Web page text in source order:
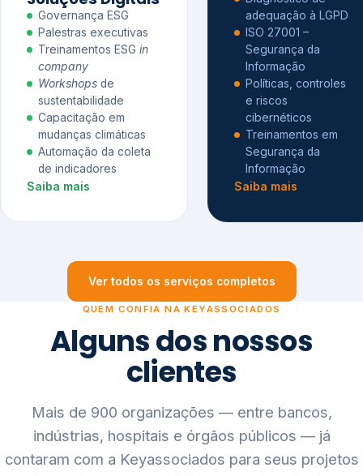
Governança ESG
Palestras executivas
Treinamentos ESG in
company
Workshops de
sustentabilidade
Capacitação em
mudanças climáticas
Automação da coleta
de indicadores
Saiba mais
adequação à LGPD
ISO 27001 –
Segurança da
Informação
Políticas, controles
e riscos
cibernéticos
Treinamentos em
Segurança da
Informação
Saiba mais
Ver todos os serviços completos
QUEM CONFIA NA KEYASSOCIADOS
Alguns dos nossos
clientes
Mais de 900 organizações — entre bancos,
indústrias, hospitais e órgãos públicos — já
contaram com a Keyassociados para seus projetos